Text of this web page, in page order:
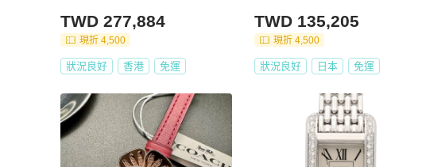
TWD 277,884
現折 4,500
狀況良好 香港 免運
TWD 135,205
現折 4,500
狀況良好 日本 免運